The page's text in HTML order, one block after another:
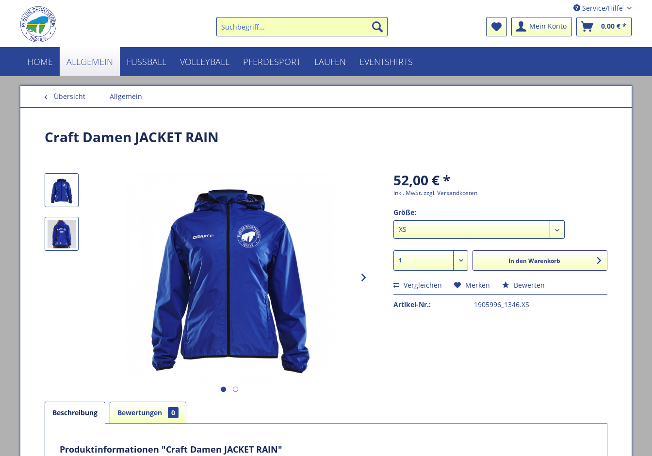
Service/Hilfe
Mein Konto
0,00 € *
HOME ALLGEMEIN FUSSBALL VOLLEYBALL PFERDESPORT LAUFEN EVENTSHIRTS
Übersicht Allgemein
Craft Damen JACKET RAIN
52,00 € *
inkl. MwSt.zzgl. Versandkosten
Größe:
In den Warenkorb
Vergleichen Merken Bewerten
Artikel-Nr.: 1905996_1346.XS
Beschreibung Bewertungen 0
Produktinformationen "Craft Damen JACKET RAIN"